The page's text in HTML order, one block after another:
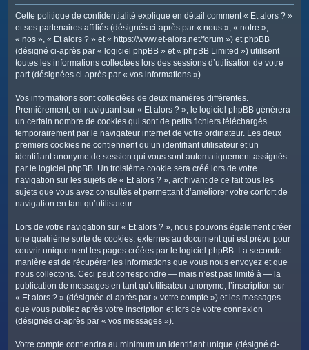
Cette politique de confidentialité explique en détail comment « Et alors ? »
et ses partenaires affiliés (désignés ci-après par « nous », « notre »,
« nos », « Et alors ? » et « https://www.et-alors.net/forum ») et phpBB
(désigné ci-après par « logiciel phpBB » et « phpBB Limited ») utilisent
toutes les informations collectées lors des sessions d’utilisation de votre
part (désignées ci-après par « vos informations »).
Vos informations sont collectées de deux manières différentes.
Premièrement, en naviguant sur « Et alors ? », le logiciel phpBB génèrera
un certain nombre de cookies qui sont de petits fichiers téléchargés
temporairement par le navigateur internet de votre ordinateur. Les deux
premiers cookies ne contiennent qu’un identifiant utilisateur et un
identifiant anonyme de session qui vous sont automatiquement assignés
par le logiciel phpBB. Un troisième cookie sera créé lors de votre
navigation sur les sujets de « Et alors ? », archivant de ce fait tous les
sujets que vous avez consultés et permettant d’améliorer votre confort de
navigation en tant qu’utilisateur.
Lors de votre navigation sur « Et alors ? », nous pouvons également créer
une quatrième sorte de cookies, externes au document qui est prévu pour
couvrir uniquement les pages créées par le logiciel phpBB. La seconde
manière est de récupérer les informations que vous nous envoyez et que
nous collectons. Ceci peut correspondre — mais n’est pas limité à — la
publication de messages en tant qu’utilisateur anonyme, l’inscription sur
« Et alors ? » (désignée ci-après par « votre compte ») et les messages
que vous publiez après votre inscription et lors de votre connexion
(désignés ci-après par « vos messages »).
Votre compte contiendra au minimum un identifiant unique (désigné ci-